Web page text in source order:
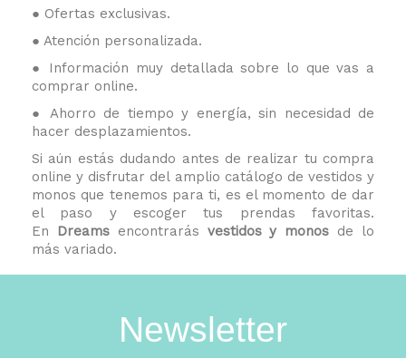
● Ofertas exclusivas.
● Atención personalizada.
● Información muy detallada sobre lo que vas a
comprar online.
● Ahorro de tiempo y energía, sin necesidad de
hacer desplazamientos.
Si aún estás dudando antes de realizar tu compra
online y disfrutar del amplio catálogo de vestidos y
monos que tenemos para ti, es el momento de dar
el paso y escoger tus prendas favoritas.
En Dreamsencontrarás vestidos y monos de lo
más variado.
Newsletter